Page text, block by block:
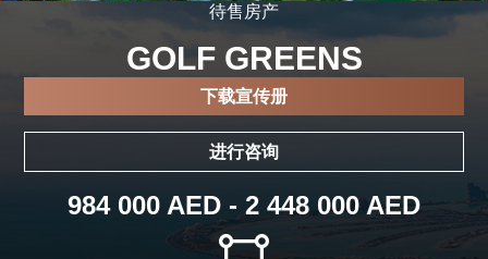
待售房产
GOLF GREENS
下载宣传册
进行咨询
984 000 AED - 2 448 000 AED